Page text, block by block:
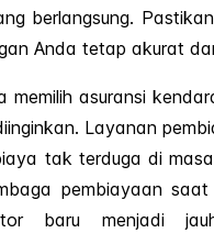
berlangsung.
Anda tetap akurat
memilih asuransi
Layanan
tak terduga di
pembiayaan
baru menjadi